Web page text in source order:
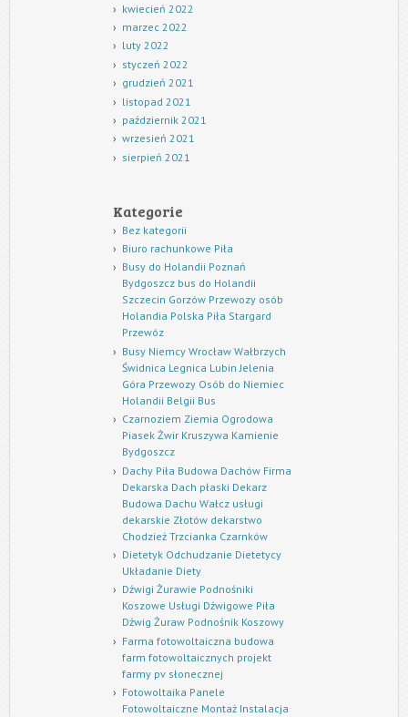
kwiecień 2022
marzec 2022
luty 2022
styczeń 2022
grudzień 2021
listopad 2021
październik 2021
wrzesień 2021
sierpień 2021
Kategorie
Bez kategorii
Biuro rachunkowe Piła
Busy do Holandii Poznań
Bydgoszcz bus do Holandii
Szczecin Gorzów Przewozy osób
Holandia Polska Piła Stargard
Przewóz
Busy Niemcy Wrocław Wałbrzych
Świdnica Legnica Lubin Jelenia
Góra Przewozy Osób do Niemiec
Holandii Belgii Bus
Czarnoziem Ziemia Ogrodowa
Piasek Żwir Kruszywa Kamienie
Bydgoszcz
Dachy Piła Budowa Dachów Firma
Dekarska Dach płaski Dekarz
Budowa Dachu Wałcz usługi
dekarskie Złotów dekarstwo
Chodzież Trzcianka Czarnków
Dietetyk Odchudzanie Dietetycy
Układanie Diety
Dźwigi Żurawie Podnośniki
Koszowe Usługi Dźwigowe Piła
Dźwig Żuraw Podnośnik Koszowy
Farma fotowoltaiczna budowa
farm fotowoltaicznych projekt
farmy pv słonecznej
Fotowoltaika Panele
Fotowoltaiczne Montaż Instalacja